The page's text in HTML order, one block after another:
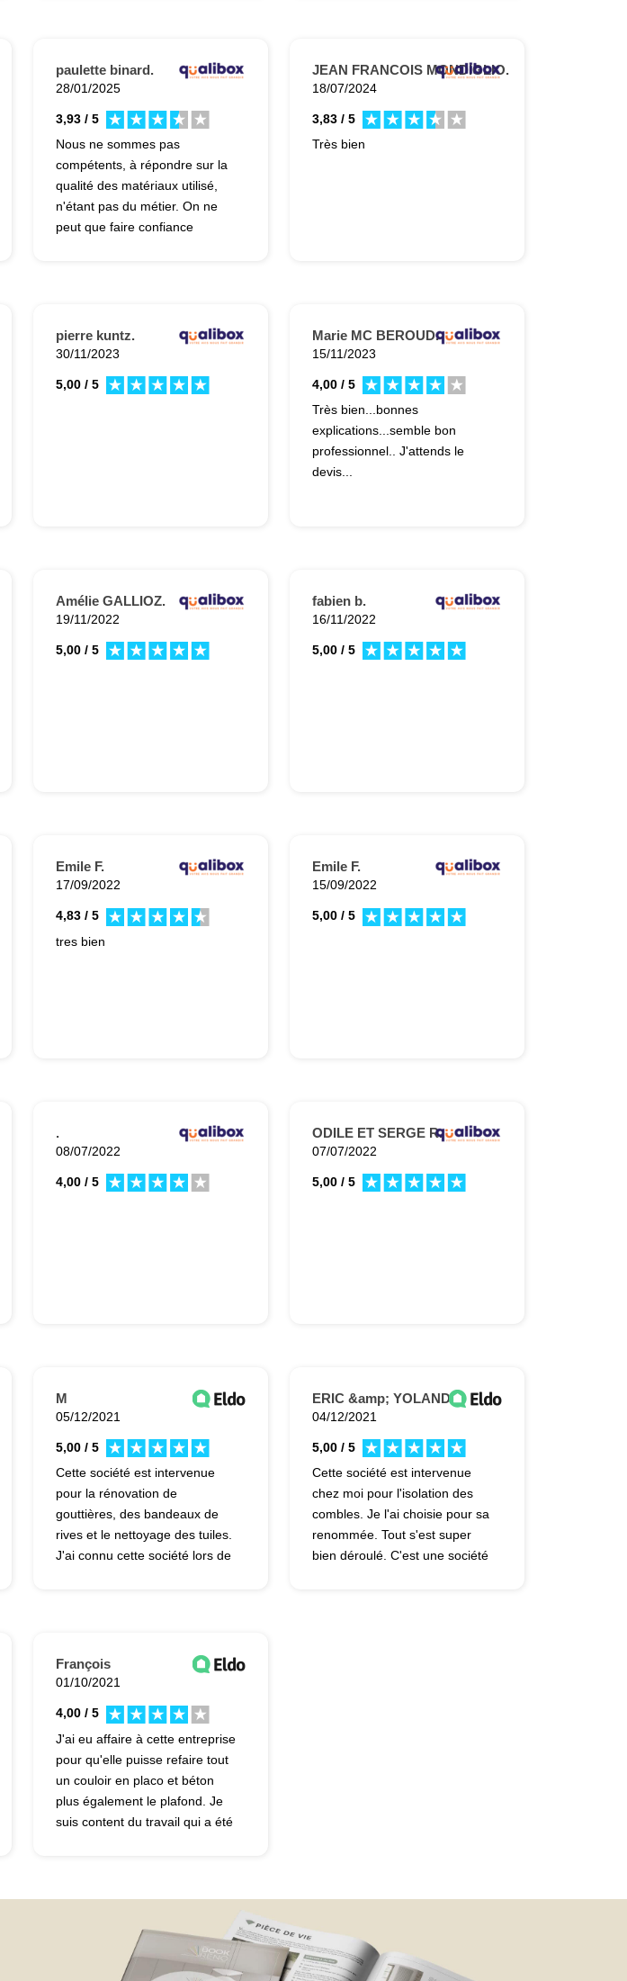
constatées lors du chantier
sont restées sans réponse. Le
a "fini" avec 6mois de
retard.Cerise sur le gâteau Mr
G me reclame un règlement
pour des prestations qu'il n ont
pas été réalisées .
paulette binard.
28/01/2025
3,93 / 5
Nous ne sommes pas
compétents, à répondre sur la
qualité des matériaux utilisé,
n'étant pas du métier. On ne
peut que faire confiance
JEAN FRANCOIS MONDIGLIO.
18/07/2024
3,83 / 5
Très bien
pierre kuntz.
30/11/2023
5,00 / 5
Marie MC BEROUD.
15/11/2023
4,00 / 5
Très bien...bonnes
explications...semble bon
professionnel.. J'attends le
devis...
Amélie GALLIOZ.
19/11/2022
5,00 / 5
fabien b.
16/11/2022
5,00 / 5
Emile F.
17/09/2022
4,83 / 5
tres bien
Emile F.
15/09/2022
5,00 / 5
.
08/07/2022
4,00 / 5
ODILE ET SERGE R.
07/07/2022
5,00 / 5
M
05/12/2021
5,00 / 5
Cette société est intervenue
pour la rénovation de
gouttières, des bandeaux de
rives et le nettoyage des tuiles.
J'ai connu cette société lors de
D'ailleurs, si j'ai d'autres
travaux, je la rappellerai sans
ERIC &amp; YOLANDE
04/12/2021
5,00 / 5
Cette société est intervenue
chez moi pour l'isolation des
combles. Je l'ai choisie pour sa
renommée. Tout s'est super
bien déroulé. C'est une société
François
01/10/2021
4,00 / 5
J'ai eu affaire à cette entreprise
pour qu'elle puisse refaire tout
un couloir en placo et béton
plus également le plafond. Je
suis content du travail qui a été